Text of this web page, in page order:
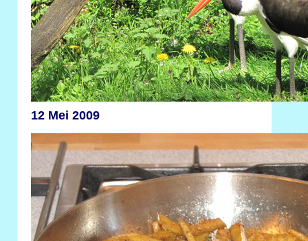
12 Mei 2009